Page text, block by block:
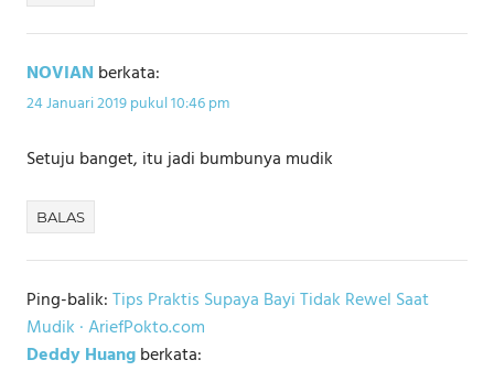
NOVIAN berkata:
24 Januari 2019 pukul 10:46 pm
Setuju banget, itu jadi bumbunya mudik
BALAS
Ping-balik:Tips Praktis Supaya Bayi Tidak Rewel Saat
Mudik · AriefPokto.com
Deddy Huangberkata: